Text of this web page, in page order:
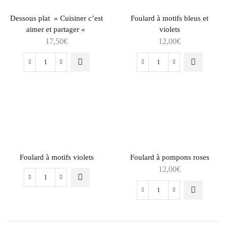
Dessous plat » Cuisiner c’est
aimer et partager «
17,50€
Foulard à motifs bleus et
violets
12,00€
Foulard à motifs violets Foulard à pompons roses
12,00€